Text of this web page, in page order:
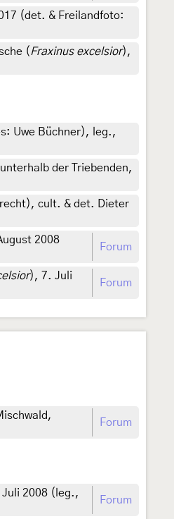
(det. & Freilandfoto:
(Fraxinus excelsior),
Uwe Büchner), leg.,
der Triebenden,
cult. & det. Dieter
2008
Forum
), 7. Juli
Forum
Forum
2008 (leg.,
Forum